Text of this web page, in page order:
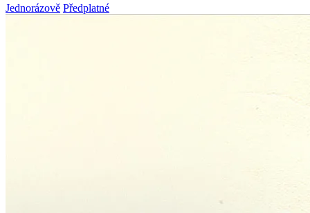
Jednorázově Předplatné